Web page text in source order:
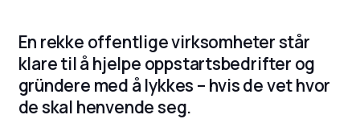
En rekke offentlige virksomheter står
klare til å hjelpe oppstartsbedrifter og
gründere med å lykkes – hvis de vet hvor
de skal henvende seg.